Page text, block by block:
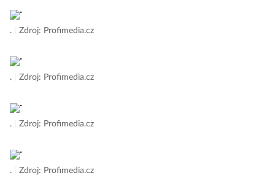
. Zdroj: Profimedia.cz
. Zdroj: Profimedia.cz
. Zdroj: Profimedia.cz
. Zdroj: Profimedia.cz